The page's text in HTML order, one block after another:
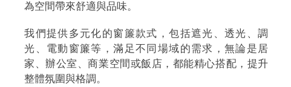
為空間帶來舒適與品味。
我們提供多元化的窗簾款式，包括遮光、透光、調
光、電動窗簾等，滿足不同場域的需求，無論是居
家、辦公室、商業空間或飯店，都能精心搭配，提升
整體氛圍與格調。